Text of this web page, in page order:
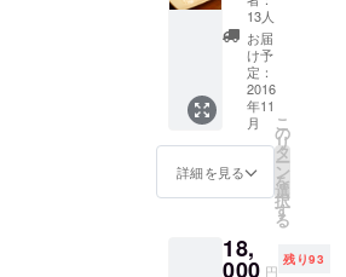
を、株
式会社
経営参
謀代表
新谷か
ら皆様
にお伝
えする
セミ
■『経営
者のた
店可
能】
『経営
者のた
めの
29ON』
1回1名
来店権
■『経営
者のた
めの
にどな
たでも1
13人
お届
け予
定：
2016
年11
月
詳細を見る
こ
の
リ
タ
ー
ン
を
選
択
す
る
18,
000 円
残り93